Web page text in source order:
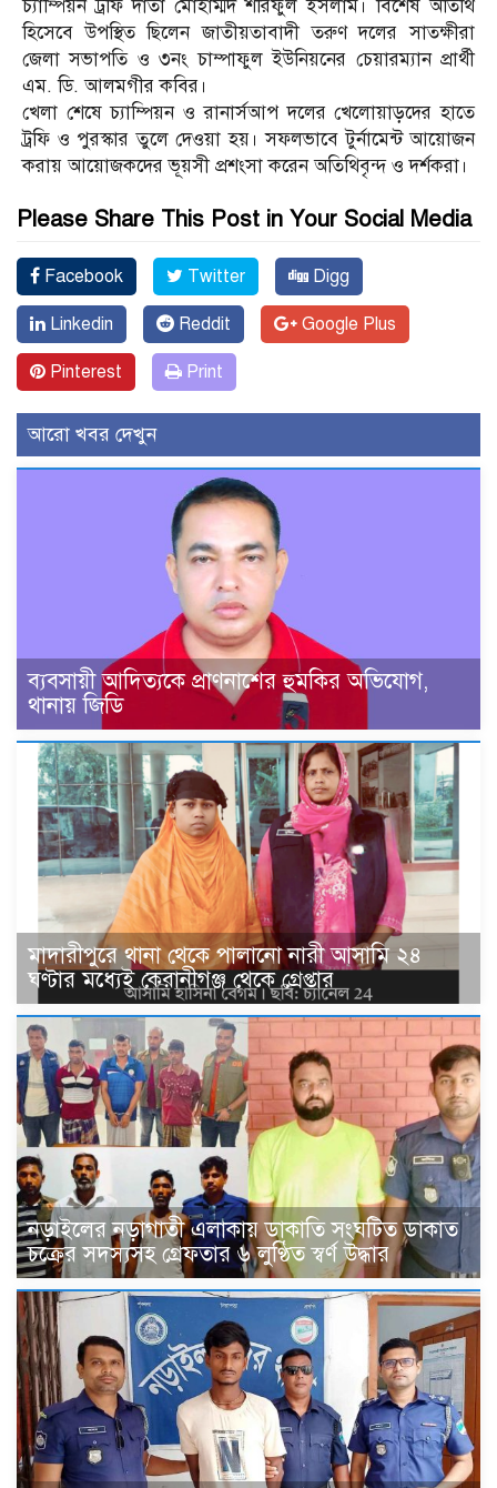
চ্যাম্পিয়ন ট্রফি দাতা মোহাম্মদ শরিফুল ইসলাম। বিশেষ অতিথি
হিসেবে উপস্থিত ছিলেন জাতীয়তাবাদী তরুণ দলের সাতক্ষীরা
জেলা সভাপতি ও ৩নং চাম্পাফুল ইউনিয়নের চেয়ারম্যান প্রার্থী
এম. ডি. আলমগীর কবির।
খেলা শেষে চ্যাম্পিয়ন ও রানার্সআপ দলের খেলোয়াড়দের হাতে
ট্রফি ও পুরস্কার তুলে দেওয়া হয়। সফলভাবে টুর্নামেন্ট আয়োজন
করায় আয়োজকদের ভূয়সী প্রশংসা করেন অতিথিবৃন্দ ও দর্শকরা।
Please Share This Post in Your Social Media
Facebook Twitter Digg
Linkedin Reddit Google Plus
Pinterest Print
আরো খবর দেখুন
ব্যবসায়ী আদিত্যকে প্রাণনাশের হুমকির অভিযোগ,
থানায় জিডি
মাদারীপুরে থানা থেকে পালানো নারী আসামি ২৪
ঘণ্টার মধ্যেই কেরানীগঞ্জ থেকে গ্রেপ্তার
নড়াইলের নড়াগাতী এলাকায় ডাকাতি সংঘটিত ডাকাত
চক্রের সদস্যসহ গ্রেফতার ৬ লুণ্ঠিত স্বর্ণ উদ্ধার